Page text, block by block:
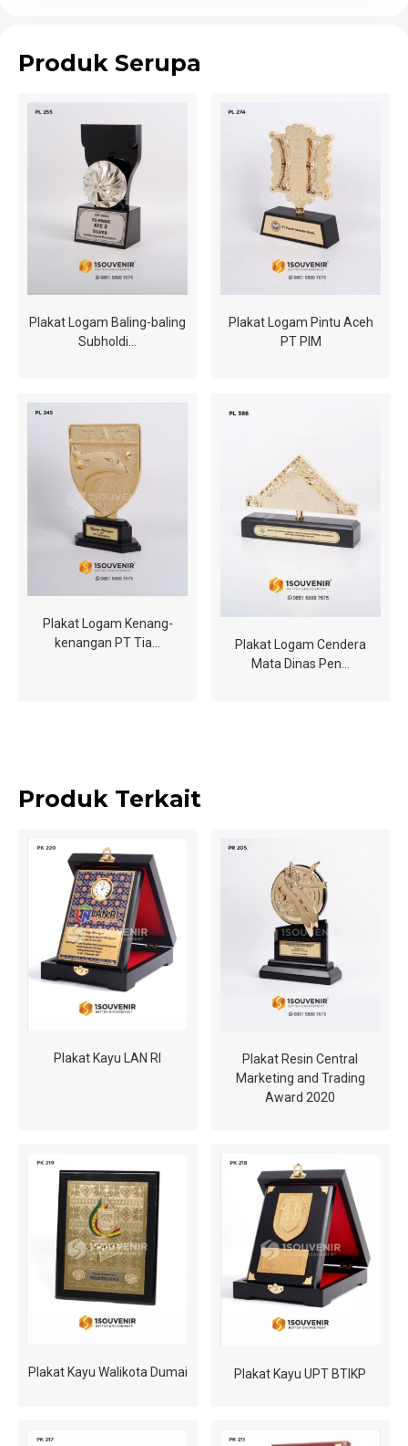
Produk Serupa
Plakat Logam Baling-baling
Subholdi…
Plakat Logam Pintu Aceh
PT PIM
Plakat Logam Kenang-
kenangan PT Tia…
Plakat Logam Cendera
Mata Dinas Pen…
Produk Terkait
Plakat Kayu LAN RI
Plakat Resin Central
Marketing and Trading
Award 2020
Plakat Kayu Walikota Dumai Plakat Kayu UPT BTIKP